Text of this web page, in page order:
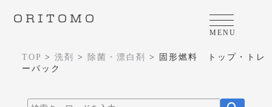
ORITOMO
MENU
TOP > 洗剤 > 除菌・漂白剤 >
固形燃料 トップ・トレ
ーパック